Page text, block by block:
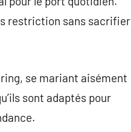
restriction sans sacrifier
se mariant aisément
sont adaptés pour